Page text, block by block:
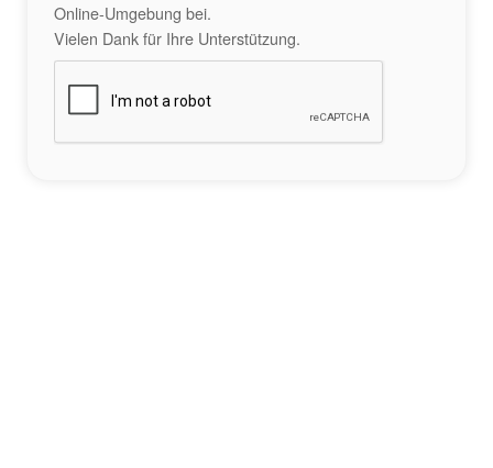
Online-Umgebung bei.
Vielen Dank für Ihre Unterstützung.